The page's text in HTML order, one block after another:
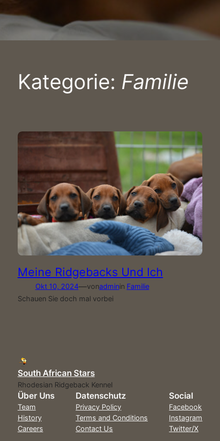
Kategorie: Familie
Meine Ridgebacks Und Ich
Okt 10, 2024—vonadminin Familie
Schauen Sie doch mal vorbei
South African Stars
Rhodesian Ridgeback Kennel
Über Uns
Team
History
Careers
Datenschutz
Privacy Policy
Terms and Conditions
Contact Us
Social
Facebook
Instagram
Twitter/X